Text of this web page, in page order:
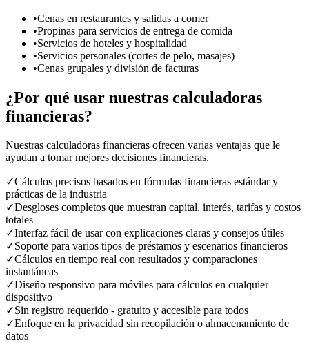
•Cenas en restaurantes y salidas a comer
•Propinas para servicios de entrega de comida
•Servicios de hoteles y hospitalidad
•Servicios personales (cortes de pelo, masajes)
•Cenas grupales y división de facturas
¿Por qué usar nuestras calculadoras
financieras?
Nuestras calculadoras financieras ofrecen varias ventajas que le
ayudan a tomar mejores decisiones financieras.
✓Cálculos precisos basados en fórmulas financieras estándar y
prácticas de la industria
✓Desgloses completos que muestran capital, interés, tarifas y costos
totales
✓Interfaz fácil de usar con explicaciones claras y consejos útiles
✓Soporte para varios tipos de préstamos y escenarios financieros
✓Cálculos en tiempo real con resultados y comparaciones
instantáneas
✓Diseño responsivo para móviles para cálculos en cualquier
dispositivo
✓Sin registro requerido - gratuito y accesible para todos
✓Enfoque en la privacidad sin recopilación o almacenamiento de
datos